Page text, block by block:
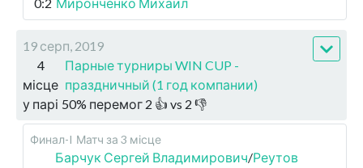
19 серп, 2019
4
місце
Парные турниры WIN CUP -
праздничный (1 год компании)
у парі 50% перемог 2 👍 vs 2 👎
Финал-I Матч за 3 місце
Барчук Сергей Владимирович/Реутов